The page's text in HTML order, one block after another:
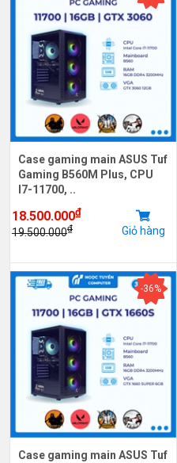
Case gaming main ASUS Tuf
Gaming B560M Plus, CPU
I7-11700, ..
18.500.000₫
19.500.000₫ Giỏ hàng
-36%
Case gaming main ASUS Tuf